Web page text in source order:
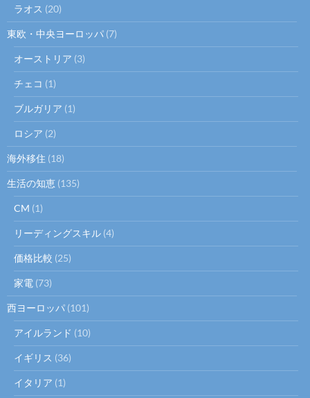
ラオス (20)
東欧・中央ヨーロッパ (7)
オーストリア (3)
チェコ (1)
ブルガリア (1)
ロシア (2)
海外移住 (18)
生活の知恵 (135)
CM (1)
リーディングスキル (4)
価格比較 (25)
家電 (73)
西ヨーロッパ (101)
アイルランド (10)
イギリス (36)
イタリア (1)